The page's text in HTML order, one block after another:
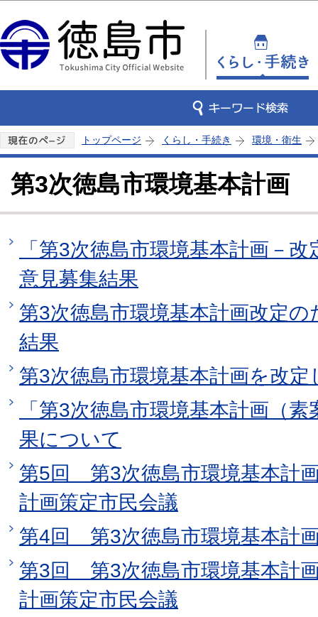
トップページ くらし・手続き 環境・衛生
第3次徳島市環境基本計画
「第3次徳島市環境基本計画－
意見募集結果
第3次徳島市環境基本計画改定
結果
第3次徳島市環境基本計画を改定
「第3次徳島市環境基本計画（
果について
第5回 第3次徳島市環境基本計
計画策定市民会議
第4回 第3次徳島市環境基本計
第3回 第3次徳島市環境基本計
計画策定市民会議